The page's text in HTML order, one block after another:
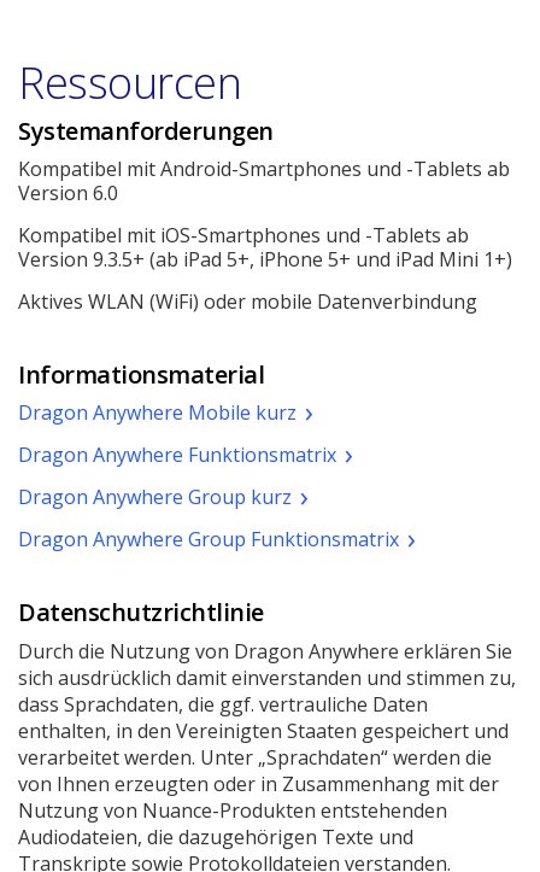
Ressourcen
Systemanforderungen
Kompatibel mit Android-Smartphones und -Tablets ab
Version 6.0
Kompatibel mit iOS-Smartphones und -Tablets ab
Version 9.3.5+ (ab iPad 5+, iPhone 5+ und iPad Mini 1+)
Aktives WLAN (WiFi) oder mobile Datenverbindung
Informationsmaterial
Dragon Anywhere Mobile kurz (pdf.
ein
Fenster.)
Dragon Anywhere Funktionsmatrix(pdf.
neues
Fenster.)
Dragon Anywhere Group kurz (pdf.
ein
Dragon Anywhere Group Funktionsmatrix(pdf.
Datenschutzrichtlinie
Durch die Nutzung von Dragon Anywhere erklären Sie
sich ausdrücklich damit einverstanden und stimmen zu,
dass Sprachdaten, die ggf. vertrauliche Daten
enthalten, in den Vereinigten Staaten gespeichert und
verarbeitet werden. Unter „Sprachdaten“ werden die
von Ihnen erzeugten oder in Zusammenhang mit der
Nutzung von Nuance-Produkten entstehenden
Audiodateien, die dazugehörigen Texte und
Transkripte sowie Protokolldateien verstanden.